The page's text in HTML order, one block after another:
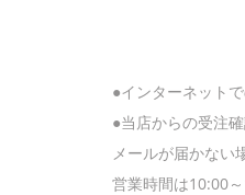
●インターネット
●当店からの受注
メールが届かない
営業時間は10:00